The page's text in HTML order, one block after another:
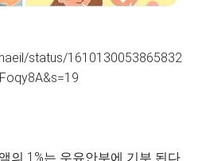
status/1610130053865832
의 1%는 우유안부에 기부 된다